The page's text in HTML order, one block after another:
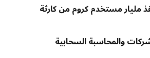
مليار مستخدم كروم من كارثة
والمحاسبة السحابية